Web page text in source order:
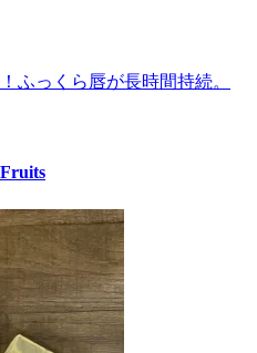
ふっくら唇が長時間持続。